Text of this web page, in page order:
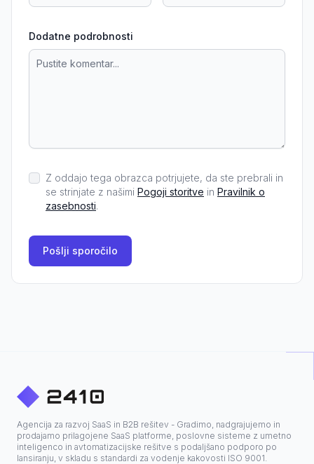
Dodatne podrobnosti
Z oddajo tega obrazca potrjujete, da ste prebrali in
se strinjate z našimi Pogoji storitve in Pravilnik o
zasebnosti.
Pošlji sporočilo
Agencija za razvoj SaaS in B2B rešitev - Gradimo, nadgrajujemo in
prodajamo prilagojene SaaS platforme, poslovne sisteme z umetno
inteligenco in avtomatizacijske rešitve s podaljšano podporo po
lansiranju, v skladu s standardi za vodenje kakovosti ISO 9001.